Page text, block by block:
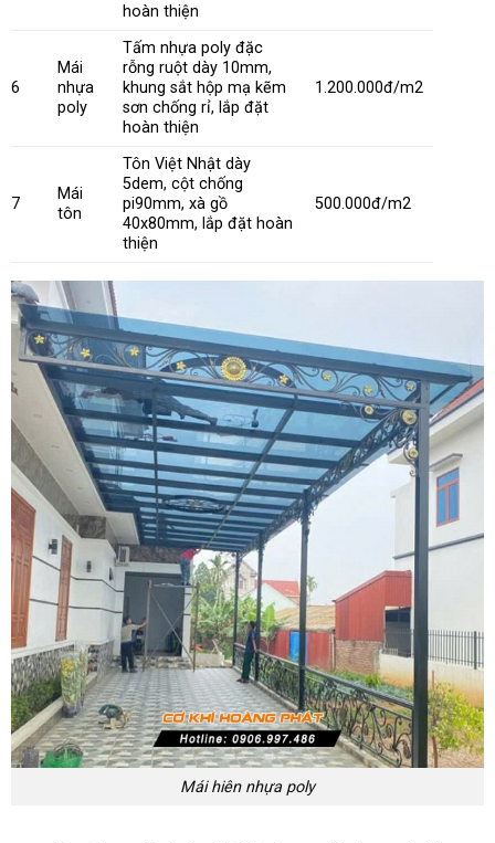
hoàn thiện
6
Mái
nhựa
poly
Tấm nhựa poly đặc
rỗng ruột dày 10mm,
khung sắt hộp mạ kẽm
sơn chống rỉ, lắp đặt
hoàn thiện
1.200.000đ/m2
7
Mái
tôn
Tôn Việt Nhật dày
5dem, cột chống
pi90mm, xà gồ
40x80mm, lắp đặt hoàn
thiện
500.000đ/m2
Mái hiên nhựa poly